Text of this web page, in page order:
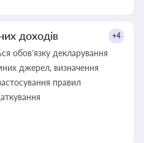
доходів +4
обов’язку декларування
джерел, визначення
правил